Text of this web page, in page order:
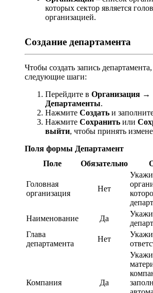
которых сектор является
организацией.
Создание департамента
Чтобы создать запись
следующие шаги:
Перейдите в Организация →
Департаменты.
Нажмите Создать и
Нажмите Сохранить или
выйти, чтобы принять
Поля формы Департамент
Поле
Обязательно
Головная
организация
Нет
Наименование
Да
Глава
департамента
Нет
Компания Да